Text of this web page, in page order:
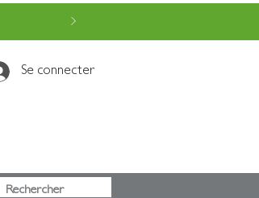
Se connecter